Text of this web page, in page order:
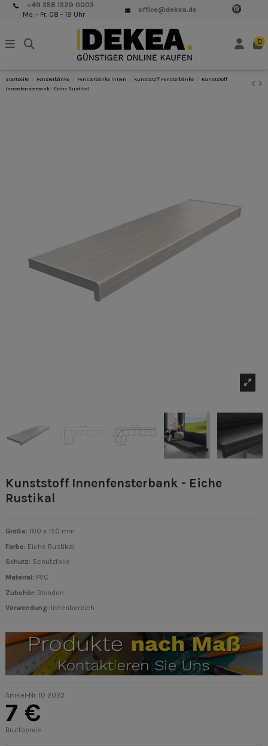
+49 358 1329 0003
Mo. - Fr. 08 - 19 Uhr
office@dekea.de
0
Startseite Fensterbänke Fensterbänke Innen Kunststoff Fensterbänke
Kunststoff
Innenfensterbank - Eiche Rustikal
Kunststoff Innenfensterbank - Eiche
Rustikal
Größe: 100 x 150 mm
Farbe: Eiche Rustikal
Schutz: Schutzfolie
Material: PVC
Zubehör: Blenden
Verwendung: Innenbereich
Artikel-Nr. ID 2023
7 €
Bruttopreis